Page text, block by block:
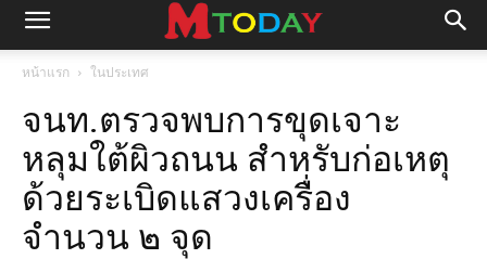
หน้าแรก ในประเทศ
จนท.ตรวจพบการขุดเจาะ
หลุมใต้ผิวถนน สำหรับก่อเหตุ
ด้วยระเบิดแสวงเครื่อง
จำนวน ๒ จุด